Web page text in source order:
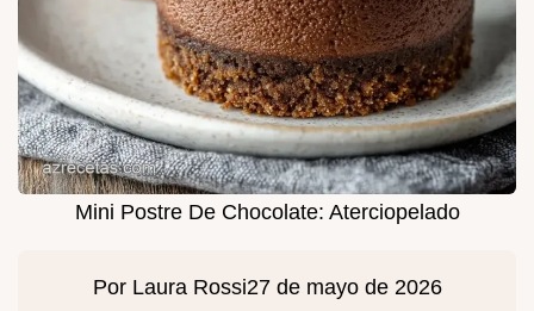
Mini Postre De Chocolate: Aterciopelado
Por Laura Rossi27 de mayo de 2026